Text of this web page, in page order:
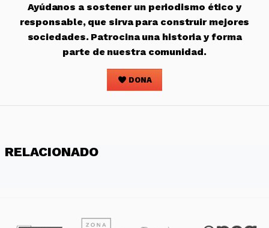
Ayúdanos a sostener un periodismo ético y
responsable, que sirva para construir mejores
sociedades. Patrocina una historia y forma
parte de nuestra comunidad.
DONA
RELACIONADO